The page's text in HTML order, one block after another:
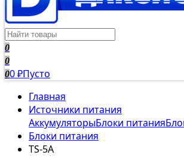
0
0
00 ₽Пусто
Главная
Источники питания
АккумуляторыБлоки питания
Блоки питания
TS-5A